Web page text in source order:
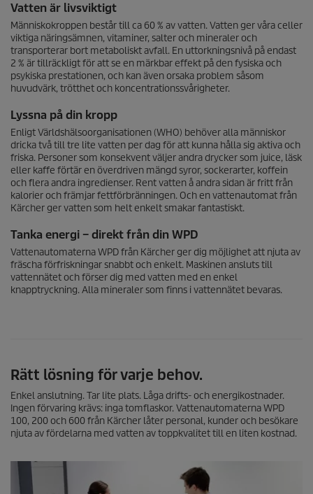
Vatten är livsviktigt
Människokroppen består till ca 60 % av vatten. Vatten ger våra celler
viktiga näringsämnen, vitaminer, salter och mineraler och
transporterar bort metaboliskt avfall. En uttorkningsnivå på endast
2 % är tillräckligt för att se en märkbar effekt på den fysiska och
psykiska prestationen, och kan även orsaka problem såsom
huvudvärk, trötthet och koncentrationssvårigheter.
Lyssna på din kropp
Enligt Världshälsoorganisationen (WHO) behöver alla människor
dricka två till tre lite vatten per dag för att kunna hålla sig aktiva och
friska. Personer som konsekvent väljer andra drycker som juice, läsk
eller kaffe förtär en överdriven mängd syror, sockerarter, koffein
och flera andra ingredienser. Rent vatten å andra sidan är fritt från
kalorier och främjar fettförbränningen. Och en vattenautomat från
Kärcher ger vatten som helt enkelt smakar fantastiskt.
Tanka energi – direkt från din WPD
Vattenautomaterna WPD från Kärcher ger dig möjlighet att njuta av
fräscha förfriskningar snabbt och enkelt. Maskinen ansluts till
vattennätet och förser dig med vatten med en enkel
knapptryckning. Alla mineraler som finns i vattennätet bevaras.
Rätt lösning för varje behov.
Enkel anslutning. Tar lite plats. Låga drifts- och energikostnader.
Ingen förvaring krävs: inga tomflaskor. Vattenautomaterna WPD
100, 200 och 600 från Kärcher låter personal, kunder och besökare
njuta av fördelarna med vatten av toppkvalitet till en liten kostnad.